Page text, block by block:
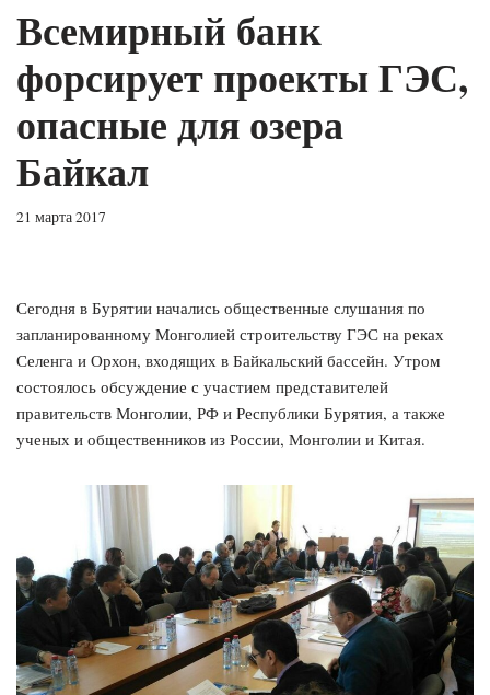
Всемирный банк
форсирует проекты ГЭС,
опасные для озера
Байкал
21 марта 2017
Сегодня в Бурятии начались общественные слушания по
запланированному Монголией строительству ГЭС на реках
Селенга и Орхон, входящих в Байкальский бассейн. Утром
состоялось обсуждение с участием представителей
правительств Монголии, РФ и Республики Бурятия, а также
ученых и общественников из России, Монголии и Китая.